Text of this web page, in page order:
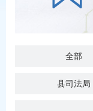
全部
县司法局